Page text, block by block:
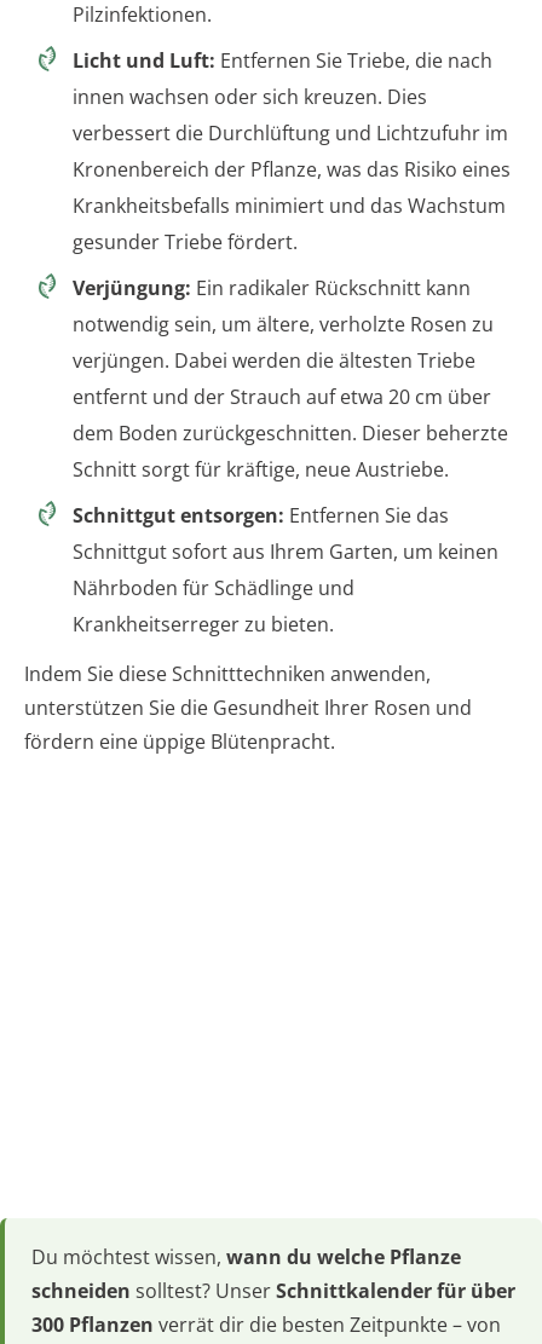
Pilzinfektionen.
Licht und Luft: Entfernen Sie Triebe, die nach
innen wachsen oder sich kreuzen. Dies
verbessert die Durchlüftung und Lichtzufuhr im
Kronenbereich der Pflanze, was das Risiko eines
Krankheitsbefalls minimiert und das Wachstum
gesunder Triebe fördert.
Verjüngung: Ein radikaler Rückschnitt kann
notwendig sein, um ältere, verholzte Rosen zu
verjüngen. Dabei werden die ältesten Triebe
entfernt und der Strauch auf etwa 20 cm über
dem Boden zurückgeschnitten. Dieser beherzte
Schnitt sorgt für kräftige, neue Austriebe.
Schnittgut entsorgen: Entfernen Sie das
Schnittgut sofort aus Ihrem Garten, um keinen
Nährboden für Schädlinge und
Krankheitserreger zu bieten.
Indem Sie diese Schnitttechniken anwenden,
unterstützen Sie die Gesundheit Ihrer Rosen und
fördern eine üppige Blütenpracht.
Du möchtest wissen, wann du welche Pflanze
schneiden solltest? UnserSchnittkalender für über
300 Pflanzen verrät dir die besten Zeitpunkte – von